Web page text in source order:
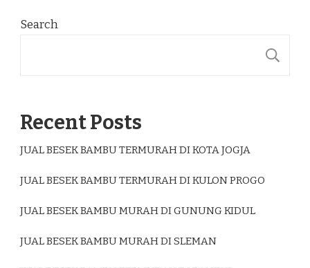
Search
Recent Posts
JUAL BESEK BAMBU TERMURAH DI KOTA JOGJA
JUAL BESEK BAMBU TERMURAH DI KULON PROGO
JUAL BESEK BAMBU MURAH DI GUNUNG KIDUL
JUAL BESEK BAMBU MURAH DI SLEMAN